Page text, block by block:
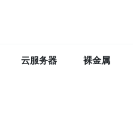
云服务器 裸金属